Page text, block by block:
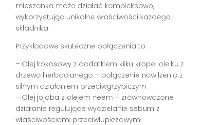
mieszanka może działać kompleksowo,
wykorzystując unikalne właściwości każdego
składnika.
Przykładowe skuteczne połączenia to:
– Olej kokosowy z dodatkiem kilku kropel olejku z
drzewa herbacianego – połączenie nawilżenia z
silnym działaniem przeciwgrzybiczym
– Olej jojoba z olejem neem – zrównoważone
działanie regulujące wydzielanie sebum z
właściwościami przeciwłupieżowymi